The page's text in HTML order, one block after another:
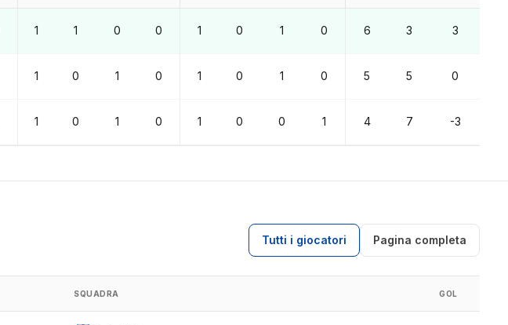
1 1 0 0 1 0 1 0 6 3 3
1 0 1 0 1 0 1 0 5 5 0
1 0 1 0 1 0 0 1 4 7 -3
Tutti i giocatori Pagina completa
SQUADRA GOL